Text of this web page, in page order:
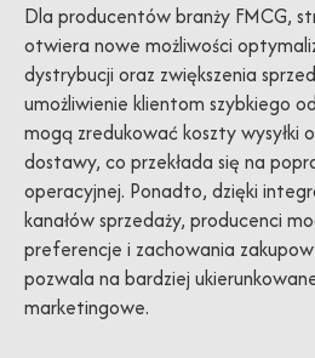
Dla producentów branży FMCG,
otwiera nowe możliwości
dystrybucji oraz zwiększenia
umożliwienie klientom szybkiego
mogą zredukować koszty wysyłki
dostawy, co przekłada się na
operacyjnej. Ponadto, dzięki
kanałów sprzedaży, producenci
preferencje i zachowania
pozwala na bardziej
marketingowe.